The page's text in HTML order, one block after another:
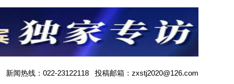
新闻热线：022-23122118 投稿邮箱：zxstj2020@126.com